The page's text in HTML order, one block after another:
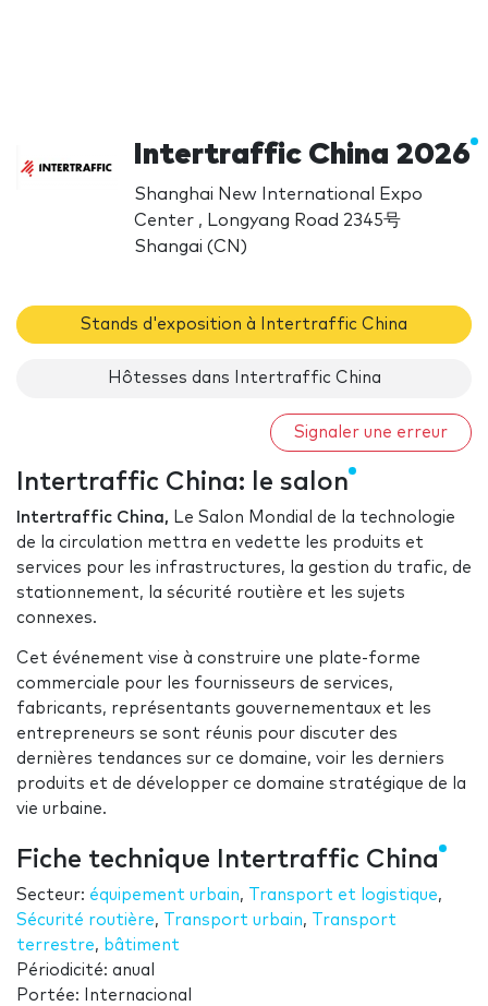
Intertraffic China 2026
Shanghai New International Expo
Center , Longyang Road 2345号
Shangai (CN)
Stands d'exposition à Intertraffic China
Hôtesses dans Intertraffic China
Signaler une erreur
Intertraffic China: le salon
Intertraffic China, Le Salon Mondial de la technologie
de la circulation mettra en vedette les produits et
services pour les infrastructures, la gestion du trafic, de
stationnement, la sécurité routière et les sujets
connexes.
Cet événement vise à construire une plate-forme
commerciale pour les fournisseurs de services,
fabricants, représentants gouvernementaux et les
entrepreneurs se sont réunis pour discuter des
dernières tendances sur ce domaine, voir les derniers
produits et de développer ce domaine stratégique de la
vie urbaine.
Fiche technique Intertraffic China
Secteur: équipement urbain, Transport et logistique,
Sécurité routière, Transport urbain,
Transport
terrestre, bâtiment
Périodicité: anual
Portée: Internacional